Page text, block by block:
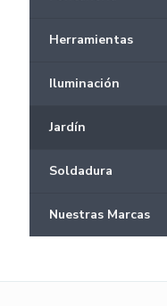
Herramientas
Iluminación
Jardín
Soldadura
Nuestras Marcas